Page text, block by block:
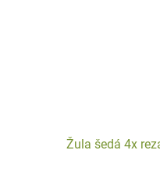
Žula šedá 4x